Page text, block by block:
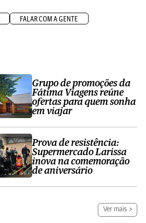
FALAR COM A GENTE
Grupo de promoções da
Fátima Viagens reúne
ofertas para quem sonha
em viajar
Prova de resistência:
Supermercado Larissa
inova na comemoração
de aniversário
Ver mais